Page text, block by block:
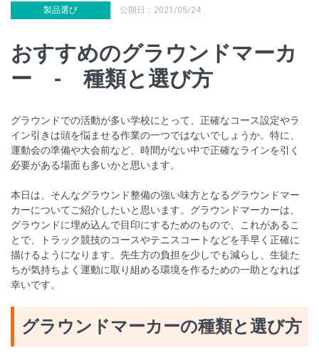
製品選び 公開日：2021/05/24
おすすめのグラウンドマーカ
ー - 種類と選び方
グラウンドでの活動が多い学校にとって、正確なコース設定やラ
イン引きは頭を悩ませる作業の一つではないでしょうか。特に、
運動会の準備や大会前など、時間がない中で正確なラインを引く
必要がある場面も多いかと思います。
本日は、そんなグラウンド整備の強い味方となるグラウンドマー
カーについてご紹介したいと思います。グラウンドマーカーは、
グラウンドに埋め込んで目印にするためのもので、これがあるこ
とで、トラック競技のコースやテニスコートなどを手早く正確に
描けるようになります。先生方の負担を少しでも減らし、生徒た
ちが気持ちよく運動に取り組める環境を作るための一助となれば
幸いです。
グラウンドマーカーの種類と選び方